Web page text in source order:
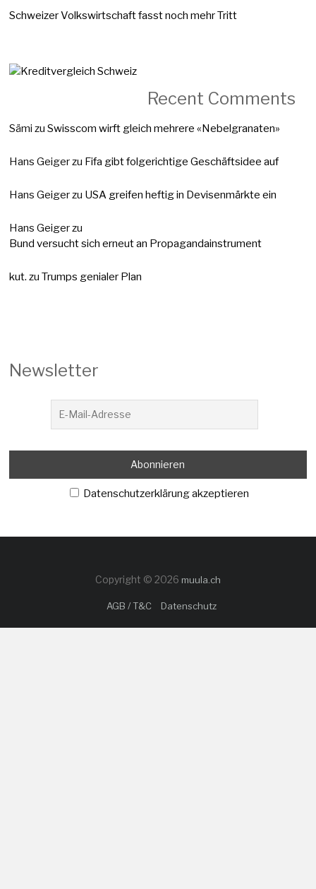
Schweizer Volkswirtschaft fasst noch mehr Tritt
Recent Comments
Sämi zuSwisscom wirft gleich mehrere «Nebelgranaten»
Hans Geigerzu Fifa gibt folgerichtige Geschäftsidee auf
Hans Geigerzu USA greifen heftig in Devisenmärkte ein
Hans Geigerzu
Bund versucht sich erneut an Propagandainstrument
kut. zuTrumps genialer Plan
Newsletter
Datenschutzerklärung akzeptieren
Copyright © 2026 muula.ch
AGB / T&C Datenschutz